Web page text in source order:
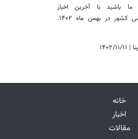
ما باشید با آخرین اخبار
کشور در بهمن ماه 1402.
۱۴۰۲/۱۱/۱۱ |
خانه
اخبار
مقالات